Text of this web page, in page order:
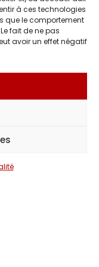
à ces technologies
que le comportement
fait de ne pas
avoir un effet négatif